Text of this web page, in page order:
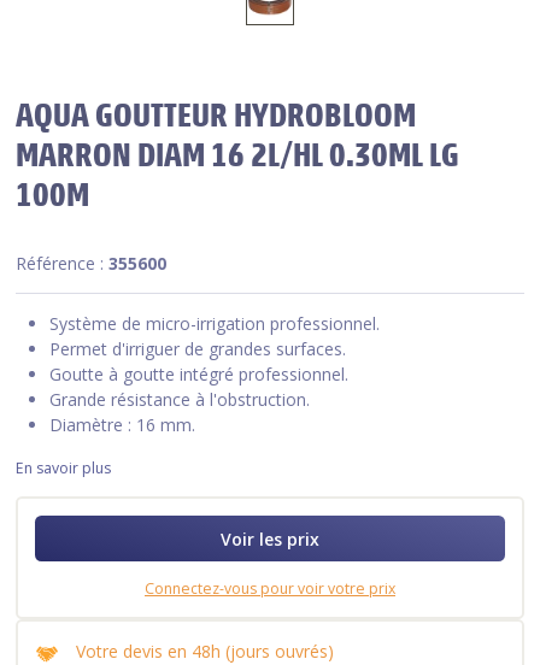
AQUA GOUTTEUR HYDROBLOOM
MARRON DIAM 16 2L/HL 0.30ML LG
100M
Référence :355600
Système de micro-irrigation professionnel.
Permet d'irriguer de grandes surfaces.
Goutte à goutte intégré professionnel.
Grande résistance à l'obstruction.
Diamètre : 16 mm.
En savoir plus
Voir les prix
Connectez-vous pour voir votre prix
Votre devis en 48h (jours ouvrés)